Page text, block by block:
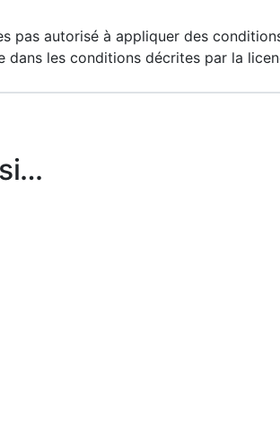
pas autorisé à appliquer des
dans les conditions décrites par la